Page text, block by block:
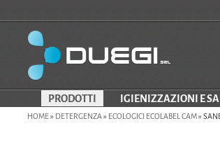
PRODOTTI IGIENIZZAZIONI E
HOME» DETERGENZA» ECOLOGICI ECOLABEL CAM»